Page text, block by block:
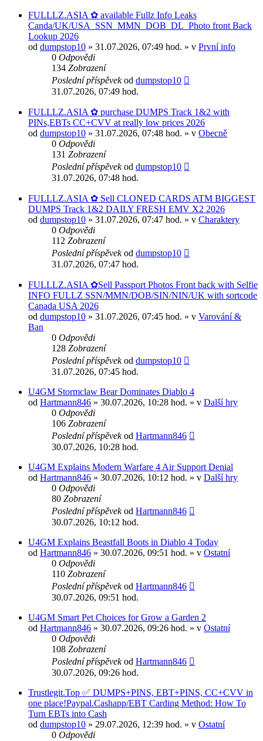
FULLLZ.ASIA ✿ available Fullz Info Leaks
Canda/UK/USA_SSN_MMN_DOB_DL_Photo front Back
Lookup 2026
od dumpstop10 » 31.07.2026, 07:49 hod. » v První info
0 Odpovědi
134 Zobrazení
Poslední příspěvekod dumpstop10
31.07.2026, 07:49 hod.
FULLLZ.ASIA ✿ purchase DUMPS Track 1&2 with
PINs,EBTs CC+CVV at really low prices 2026
od dumpstop10 » 31.07.2026, 07:48 hod. » v Obecně
0 Odpovědi
131 Zobrazení
Poslední příspěvekod dumpstop10
31.07.2026, 07:48 hod.
FULLLZ.ASIA ✿ Sell CLONED CARDS ATM BIGGEST
DUMPS Track 1&2 DAILY FRESH EMV X2 2026
od dumpstop10 » 31.07.2026, 07:47 hod. » v Charaktery
0 Odpovědi
112 Zobrazení
Poslední příspěvekod dumpstop10
31.07.2026, 07:47 hod.
FULLLZ.ASIA ✿Sell Passport Photos Front back with Selfie
INFO FULLZ SSN/MMN/DOB/SIN/NIN/UK with sortcode
Canada USA 2026
od dumpstop10 » 31.07.2026, 07:45 hod. » v Varování &
Ban
0 Odpovědi
128 Zobrazení
Poslední příspěvekod dumpstop10
31.07.2026, 07:45 hod.
U4GM Stormclaw Bear Dominates Diablo 4
od Hartmann846 » 30.07.2026, 10:28 hod. » v Další hry
0 Odpovědi
106 Zobrazení
Poslední příspěvekod Hartmann846
30.07.2026, 10:28 hod.
U4GM Explains Modern Warfare 4 Air Support Denial
od Hartmann846 » 30.07.2026, 10:12 hod. » v Další hry
0 Odpovědi
80 Zobrazení
Poslední příspěvekod Hartmann846
30.07.2026, 10:12 hod.
U4GM Explains Beastfall Boots in Diablo 4 Today
od Hartmann846 » 30.07.2026, 09:51 hod. » v Ostatní
0 Odpovědi
110 Zobrazení
Poslední příspěvekod Hartmann846
30.07.2026, 09:51 hod.
U4GM Smart Pet Choices for Grow a Garden 2
od Hartmann846 » 30.07.2026, 09:26 hod. » v Ostatní
0 Odpovědi
108 Zobrazení
Poslední příspěvekod Hartmann846
30.07.2026, 09:26 hod.
Trustlegit.Top ✅ DUMPS+PINS, EBT+PINS, CC+CVV in
one place!Paypal.Cashapp/EBT Carding Method: How To
Turn EBTs into Cash
od dumpstop10 » 29.07.2026, 12:39 hod. » v Ostatní
0 Odpovědi